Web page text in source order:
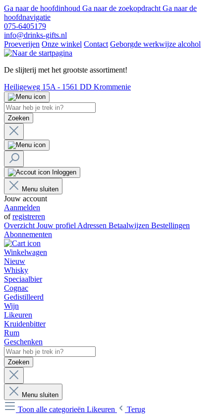
Ga naar de hoofdinhoud Ga naar de zoekopdracht Ga naar de
hoofdnavigatie
075-6405179
info@drinks-gifts.nl
Proeverijen Onze winkel Contact Geborgde werkwijze alcohol
De slijterij met het grootste assortiment!
Heiligeweg 15A - 1561 DD Krommenie
Zoeken
Inloggen
Menu sluiten
Jouw account
Aanmelden
ofregistreren
Overzicht Jouw profiel Adressen Betaalwijzen Bestellingen
Abonnementen
Winkelwagen
Nieuw
Whisky
Speciaalbier
Cognac
Gedistilleerd
Wijn
Likeuren
Kruidenbitter
Rum
Geschenken
Zoeken
Menu sluiten
Toon alle categorieën Likeuren
Terug